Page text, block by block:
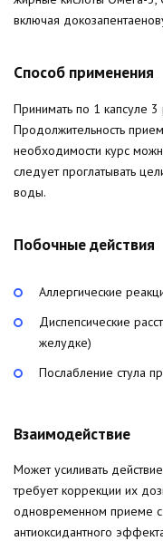
включая
Способ применения
Принимать по 1 капсуле
Продолжительность
необходимости курс
следует проглатывать
воды.
Побочные действия
Аллергические
Диспепсические
желудке)
Послабление стула
Взаимодействие
Может усиливать действие
требует коррекции их
одновременном приеме с
антиоксидантного